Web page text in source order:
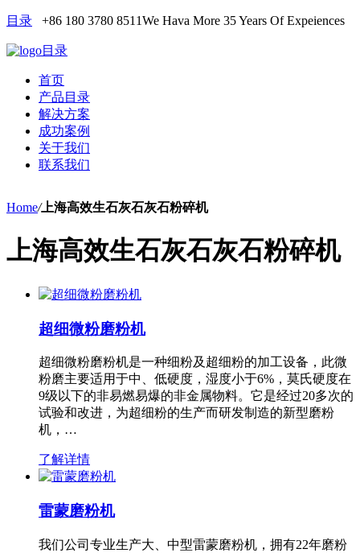
目录 +86 180 3780 8511We Hava More 35 Years Of Expeiences
目录
首页
产品目录
解决方案
成功案例
关于我们
联系我们
Home/上海高效生石灰石灰石粉碎机
上海高效生石灰石灰石粉碎机
超细微粉磨粉机
超细微粉磨粉机是一种细粉及超细粉的加工设备，此微
粉磨主要适用于中、低硬度，湿度小于6%，莫氏硬度在
9级以下的非易燃易爆的非金属物料。它是经过20多次的
试验和改进，为超细粉的生产而研发制造的新型磨粉
机，…
了解详情
雷蒙磨粉机
我们公司专业生产大、中型雷蒙磨粉机，拥有22年磨粉